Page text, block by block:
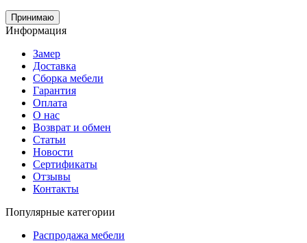
Принимаю
Информация
Замер
Доставка
Сборка мебели
Гарантия
Оплата
О нас
Возврат и обмен
Статьи
Новости
Сертификаты
Отзывы
Контакты
Популярные категории
Распродажа мебели